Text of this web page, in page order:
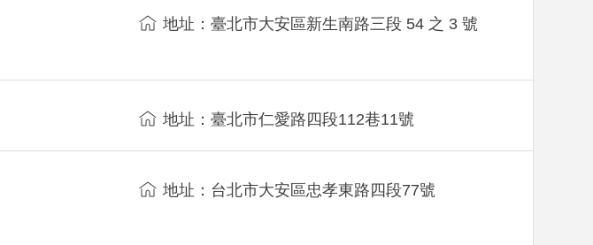
地址：臺北市大安區新生南路三段 54 之 3 號
地址：臺北市仁愛路四段112巷11號
地址：台北市大安區忠孝東路四段77號